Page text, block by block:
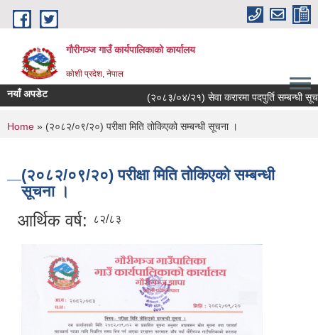
Skip to main content
गौरीगञ्‍ज गाउँ कार्यपालिकाको कार्यालय
कोशी प्रदेश, नेपाल
नयाँ अपडेट (२०८३/०४/२१) सेवा करारमा पदपुर्ति सम्बन्धी
You are here
Home » (२०८२/०९/२०) परीक्षा मिति तोकिएको सम्बन्धी सूचना ।
(२०८२/०९/२०) परीक्षा मिति तोकिएको सम्बन्धी
सूचना ।
आर्थिक वर्ष: ८२/८३